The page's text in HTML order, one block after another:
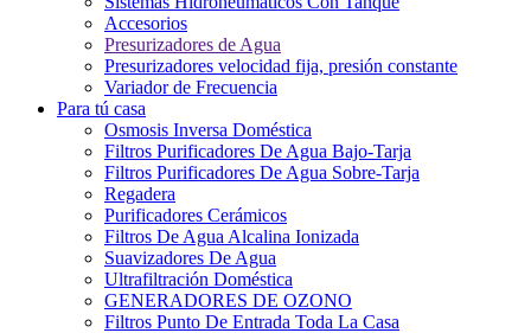
Accesorios
Presurizadores de Agua
Presurizadores velocidad fija, presión constante
Variador de Frecuencia
Para tú casa
Osmosis Inversa Doméstica
Filtros Purificadores De Agua Bajo-Tarja
Filtros Purificadores De Agua Sobre-Tarja
Regadera
Purificadores Cerámicos
Filtros De Agua Alcalina Ionizada
Suavizadores De Agua
Ultrafiltración Doméstica
GENERADORES DE OZONO
Filtros Punto De Entrada Toda La Casa